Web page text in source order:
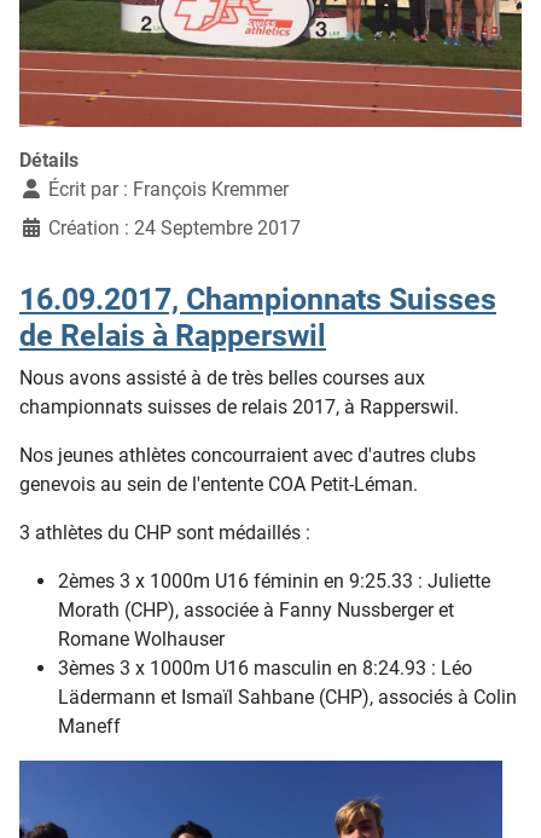
Détails
Écrit par : François Kremmer
Création : 24 Septembre 2017
16.09.2017, Championnats Suisses
de Relais à Rapperswil
Nous avons assisté à de très belles courses aux
championnats suisses de relais 2017, à Rapperswil.
Nos jeunes athlètes concourraient avec d'autres clubs
genevois au sein de l'entente COA Petit-Léman.
3 athlètes du CHP sont médaillés :
2èmes 3 x 1000m U16 féminin en 9:25.33 : Juliette
Morath (CHP), associée à Fanny Nussberger et
Romane Wolhauser
3èmes 3 x 1000m U16 masculin en 8:24.93 : Léo
Lädermann et Ismaïl Sahbane (CHP), associés à Colin
Maneff